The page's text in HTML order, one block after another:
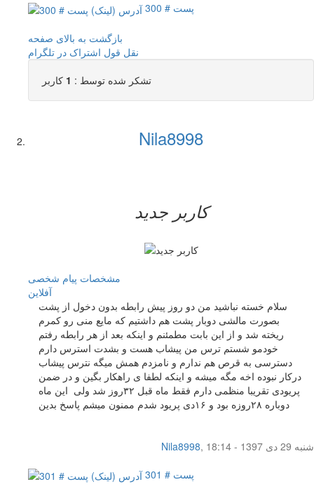
پست # 300
بازگشت به بالای صفحه
نقل قول اشتراک در تلگرام
تشکر شده توسط : 1 کاربر
Nila8998
کاربر جدید
مشخصات پیام شخصی
آفلاين
سلام خسته نباشید من دو روز پیش رابطه بدون دخول از پشت
بصورت مالشی دوبار پشت هم داشتیم که مایع منی رو کمرم
ریخته شد و از این بابت مطمئنم و اینکه بعد از هر رابطه رفتم
خودمو شستم ترس من پیشاب هست و بشدت استرس دارم
دسترسی به قرص هم ندارم و نامزدم همش میگه نترس پیشاب
درکار نبوده اخه مگه میشه و اینکه لطفا ی راهکار بگین و در ضمن
پریودی تقریبا منظمی دارم فقط ماه قبل ۳۲روز شد ولی این ماه
دوباره ۲۸روزه بود و ۱۶دی پریود شدم ممنون میشم پاسخ بدین
Nila8998,
شنبه 29 دی 1397 - 18:14
پست # 301